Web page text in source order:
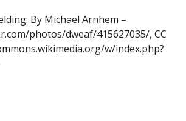
By Michael Arnhem –
photos/dweaf/415627035/, CC
w/index.php?